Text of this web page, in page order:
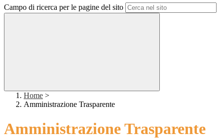
Campo di ricerca per le pagine del sito
Home >
Amministrazione Trasparente
Amministrazione Trasparente